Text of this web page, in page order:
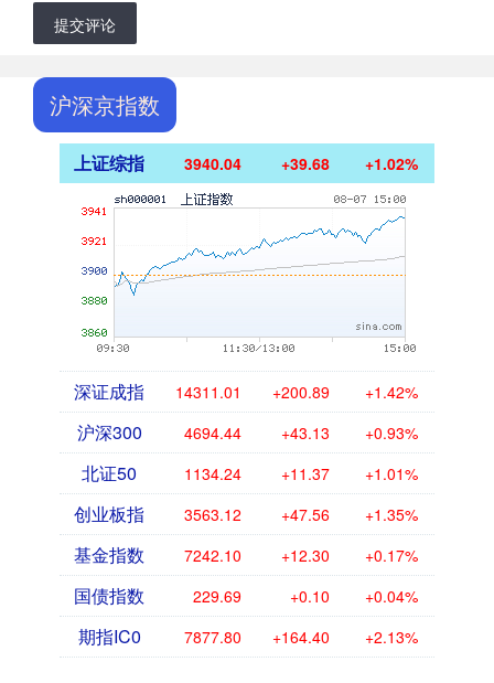
提交评论
沪深京指数
上证综指 3940.04 +39.68 +1.02%
深证成指 14311.01 +200.89 +1.42%
沪深300 4694.44 +43.13 +0.93%
北证50 1134.24 +11.37 +1.01%
创业板指 3563.12 +47.56 +1.35%
基金指数 7242.10 +12.30 +0.17%
国债指数 229.69 +0.10 +0.04%
期指IC0 7877.80 +164.40 +2.13%